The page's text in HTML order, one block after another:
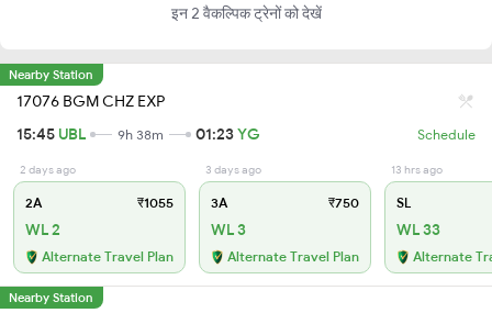
इन 2 वैकल्पिक ट्रेनों को देखें
Nearby Station
17076 BGM CHZ EXP
15:45 UBL 9h 38m 01:23YG Schedule
2 days ago
2A ₹1055
WL 2
Alternate Travel Plan
3 days ago
3A ₹750
WL 3
Alternate Travel Plan
13 hrs ago
SL
WL 33
Alternate
Nearby Station